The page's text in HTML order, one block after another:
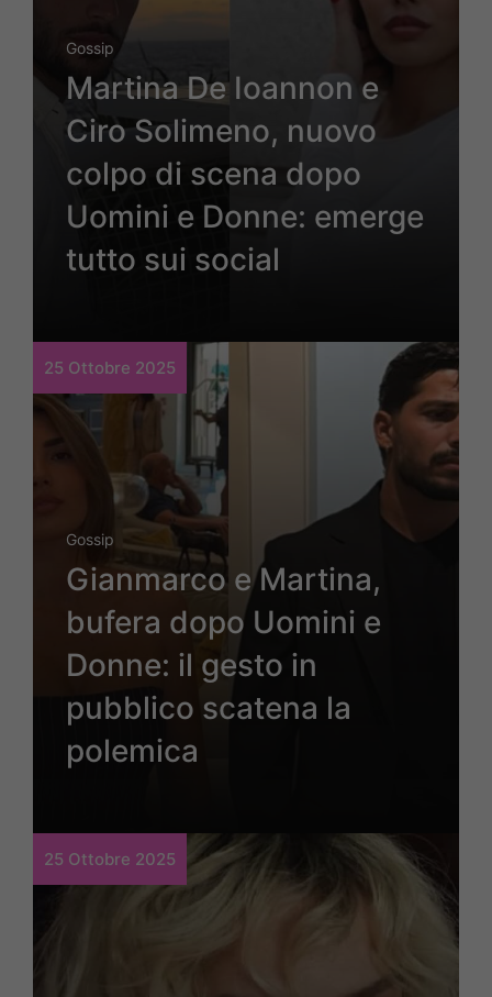
Gossip
Martina De Ioannon e
Ciro Solimeno, nuovo
colpo di scena dopo
Uomini e Donne: emerge
tutto sui social
25 Ottobre 2025
Gossip
Gianmarco e Martina,
bufera dopo Uomini e
Donne: il gesto in
pubblico scatena la
polemica
25 Ottobre 2025